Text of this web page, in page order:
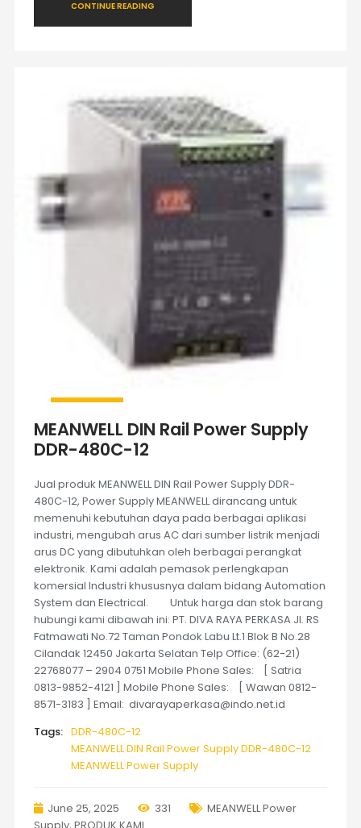
CONTINUE READING
MEANWELL DIN Rail Power Supply
DDR-480C-12
Jual produk MEANWELL DIN Rail Power Supply DDR-
480C-12, Power Supply MEANWELL dirancang untuk
memenuhi kebutuhan daya pada berbagai aplikasi
industri, mengubah arus AC dari sumber listrik menjadi
arus DC yang dibutuhkan oleh berbagai perangkat
elektronik. Kami adalah pemasok perlengkapan
komersial Industri khususnya dalam bidang Automation
System dan Electrical. Untuk harga dan stok barang
hubungi kami dibawah ini: PT. DIVA RAYA PERKASA Jl. RS
Fatmawati No.72 Taman Pondok Labu Lt.1 Blok B No.28
Cilandak 12450 Jakarta Selatan Telp Office: (62-21)
22768077 – 2904 0751 Mobile Phone Sales: [ Satria
0813-9852-4121 ] Mobile Phone Sales: [ Wawan 0812-
8571-3183 ] Email: divarayaperkasa@indo.net.id
Tags: DDR-480C-12
MEANWELL DIN Rail Power Supply DDR-480C-12
MEANWELL Power Supply
June 25, 2025 331
MEANWELL Power
Supply, PRODUK KAMI